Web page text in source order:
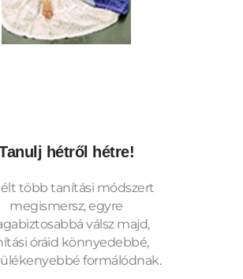
hétről hétre!
több tanítási módszert
megismersz, egyre
válsz majd,
óráid könnyedebbé,
formálódnak.